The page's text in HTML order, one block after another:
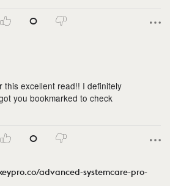
0
this excellent read!! I definitely
you bookmarked to check
0
advanced-systemcare-pro-